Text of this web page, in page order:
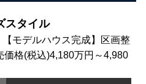
スタイル
【モデルハウス完成】区画整
格(税込)4,180万円～4,980